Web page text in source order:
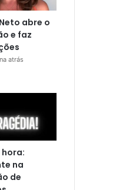
abre o
e faz
atrás
na
de